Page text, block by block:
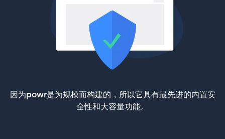
因为powr是为规模而构建的，所以它具有最先进的内置安
全性和大容量功能。